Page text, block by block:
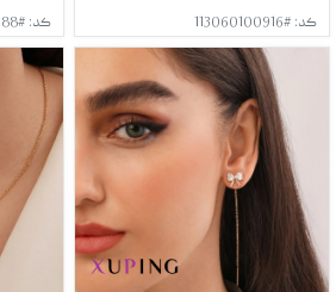
کد: #113060100916 کد: #113060200388